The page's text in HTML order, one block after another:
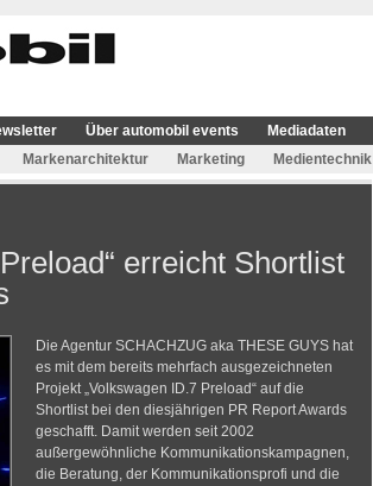
Über automobil events Mediadaten
Markenarchitektur Marketing Medientechnik
erreicht Shortlist
Die Agentur SCHACHZUG aka THESE GUYS hat
es mit dem bereits mehrfach ausgezeichneten
Projekt „Volkswagen ID.7 Preload“ auf die
Shortlist bei den diesjährigen PR Report Awards
geschafft. Damit werden seit 2002
außergewöhnliche Kommunikationskampagnen,
die Beratung, der Kommunikationsprofi und die